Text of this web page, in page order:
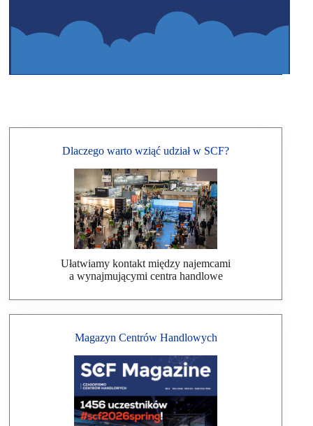
Dlaczego warto wziąć udział w SCF?
Ułatwiamy kontakt między najemcami
a wynajmującymi centra handlowe
Magazyn Centrów Handlowych